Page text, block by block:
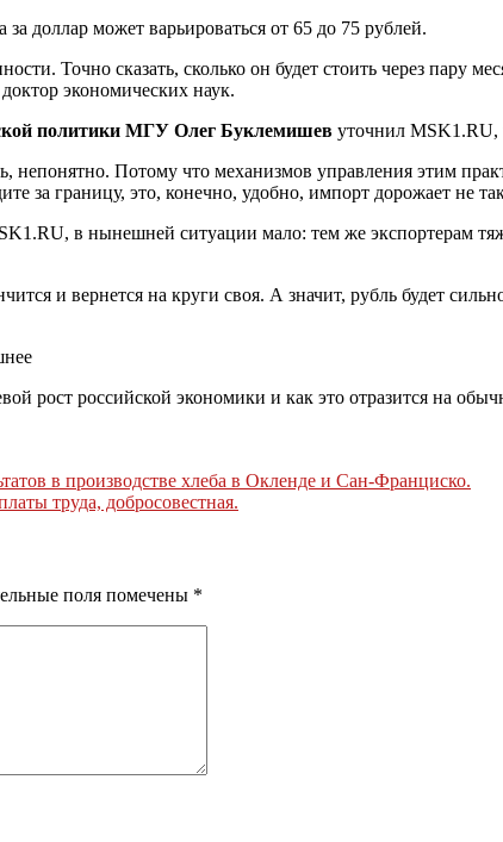
доллар может варьироваться от 65 до 75 рублей.
Точно сказать, сколько он будет стоить через
экономических наук.
политики МГУ Олег Буклемишев уточнил MSK1.RU,
непонятно. Потому что механизмов управления этим
за границу, это, конечно, удобно, импорт дорожает не
в нынешней ситуации мало: тем же экспортерам
и вернется на круги своя. А значит, рубль будет
рост российской экономики и как это отразится на
в производстве хлеба в Окленде и Сан-Франциско.
труда, добросовестная.
поля помечены *